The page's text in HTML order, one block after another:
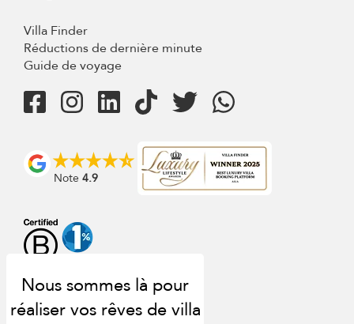
Villa Finder
Réductions de dernière minute
Guide de voyage
Note 4.9